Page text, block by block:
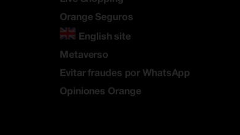
Orange Seguros
English site
Metaverso
Evitar fraudes por WhatsApp
Opiniones Orange